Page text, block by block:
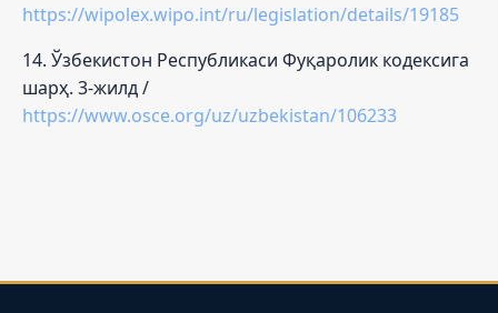
https://wipolex.wipo.int/ru/legislation/details/19185
14. Ўзбекистон Республикаси Фуқаролик кодексига
шарҳ. 3-жилд /
https://www.osce.org/uz/uzbekistan/106233